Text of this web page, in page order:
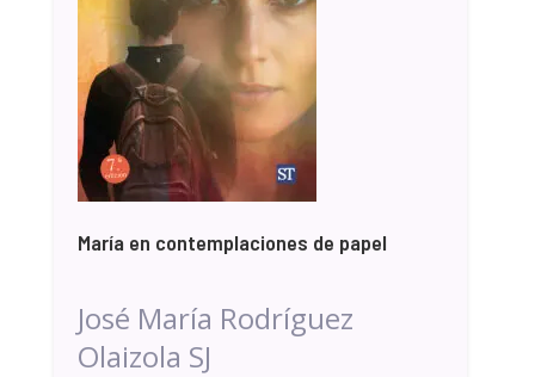
María en contemplaciones de papel
José María Rodríguez
Olaizola SJ